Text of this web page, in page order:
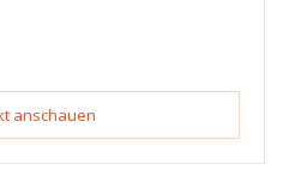
anschauen